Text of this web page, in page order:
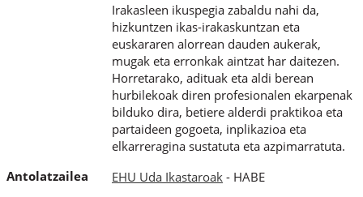
Irakasleen ikuspegia zabaldu nahi da,
hizkuntzen ikas-irakaskuntzan eta
euskararen alorrean dauden aukerak,
mugak eta erronkak aintzat har daitezen.
Horretarako, adituak eta aldi berean
hurbilekoak diren profesionalen ekarpenak
bilduko dira, betiere alderdi praktikoa eta
partaideen gogoeta, inplikazioa eta
elkarreragina sustatuta eta azpimarratuta.
Antolatzailea
EHU Uda Ikastaroak - HABE